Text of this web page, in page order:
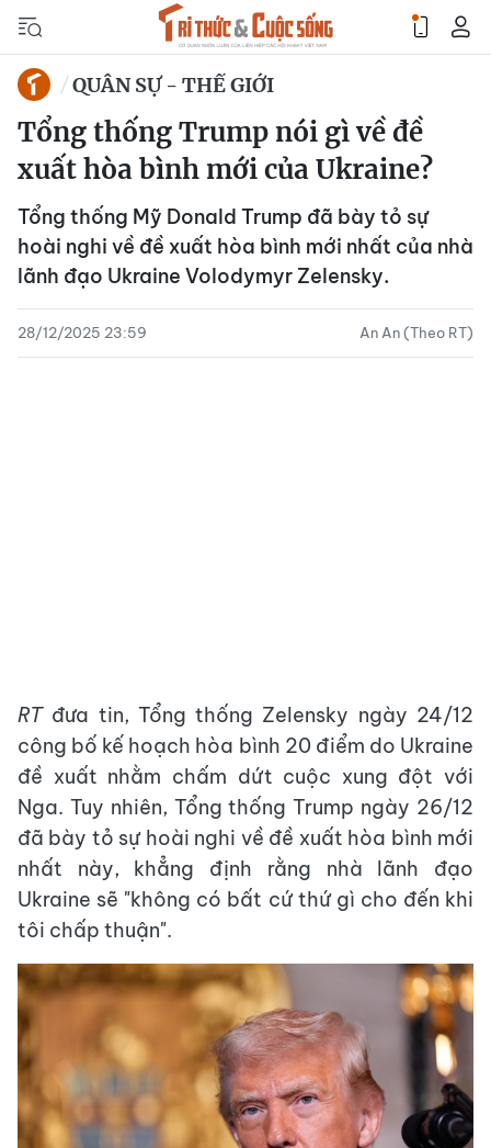
QUÂN SỰ - THẾ GIỚI
Tổng thống Trump nói gì về đề
xuất hòa bình mới của Ukraine?
Tổng thống Mỹ Donald Trump đã bày tỏ sự
hoài nghi về đề xuất hòa bình mới nhất của nhà
lãnh đạo Ukraine Volodymyr Zelensky.
28/12/2025 23:59 An An (Theo RT)
RT đưa tin, Tổng thống Zelensky ngày 24/12
công bố kế hoạch hòa bình 20 điểm do Ukraine
đề xuất nhằm chấm dứt cuộc xung đột với
Nga. Tuy nhiên, Tổng thống Trump ngày 26/12
đã bày tỏ sự hoài nghi về đề xuất hòa bình mới
nhất này, khẳng định rằng nhà lãnh đạo
Ukraine sẽ "không có bất cứ thứ gì cho đến khi
tôi chấp thuận".